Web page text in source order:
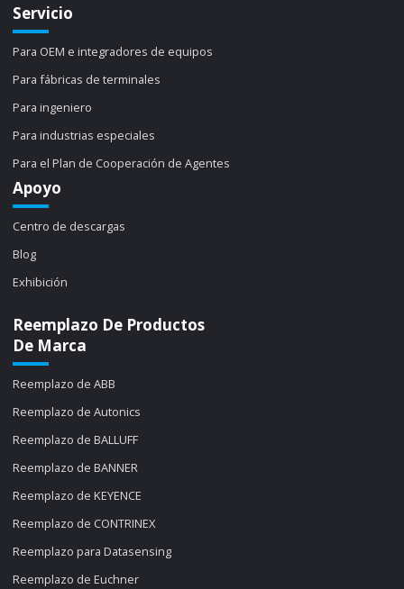
Servicio
Para OEM e integradores de equipos
Para fábricas de terminales
Para ingeniero
Para industrias especiales
Para el Plan de Cooperación de Agentes
Apoyo
Centro de descargas
Blog
Exhibición
Reemplazo De Productos
De Marca
Reemplazo de ABB
Reemplazo de Autonics
Reemplazo de BALLUFF
Reemplazo de BANNER
Reemplazo de KEYENCE
Reemplazo de CONTRINEX
Reemplazo para Datasensing
Reemplazo de Euchner